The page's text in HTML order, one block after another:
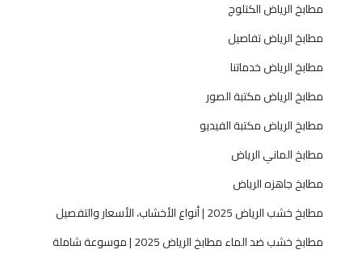
مطابخ الرياض الكتلوج
مطابخ الرياض تفاصيل
مطابخ الرياض خدماتنا
مطابخ الرياض مكتبة الصور
مطابخ الرياض مكتبة الفيديو
مطابخ الماني الرياض
مطابخ جاهزه الرياض
مطابخ خشب الرياض 2025 | أنواع الأخشاب، الأسعار والتفصيل
مطابخ خشب ضد الماء مطابخ الرياض 2025 | موسوعة شاملة